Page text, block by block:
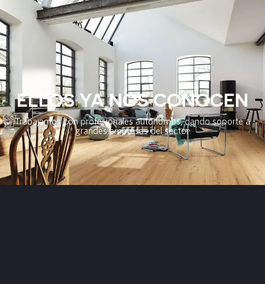
ELLOS YA NOS CONOCEN
Trabajamos con profesionales autónomos, dando soporte a
grandes empresas del sector